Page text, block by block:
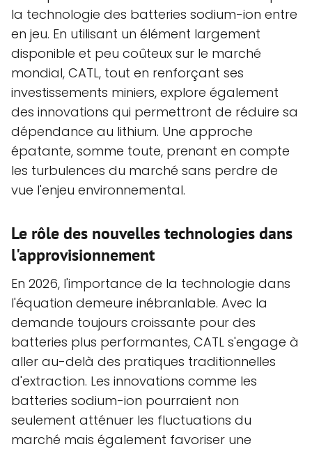
la technologie des batteries sodium-ion entre
en jeu. En utilisant un élément largement
disponible et peu coûteux sur le marché
mondial, CATL, tout en renforçant ses
investissements miniers, explore également
des innovations qui permettront de réduire sa
dépendance au lithium. Une approche
épatante, somme toute, prenant en compte
les turbulences du marché sans perdre de
vue l'enjeu environnemental.
Le rôle des nouvelles technologies dans
l'approvisionnement
En 2026, l'importance de la technologie dans
l'équation demeure inébranlable. Avec la
demande toujours croissante pour des
batteries plus performantes, CATL s'engage à
aller au-delà des pratiques traditionnelles
d'extraction. Les innovations comme les
batteries sodium-ion pourraient non
seulement atténuer les fluctuations du
marché mais également favoriser une